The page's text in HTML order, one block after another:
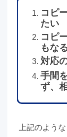
コピ
たい
コピ
もな
対応
手間
ず、
上記のよう